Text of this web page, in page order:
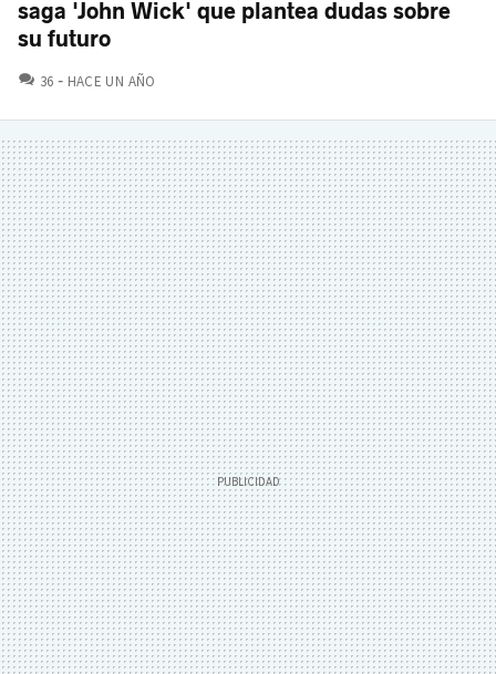
saga 'John Wick' que plantea dudas sobre
su futuro
36 COMENTARIOS
HACE UN AÑO